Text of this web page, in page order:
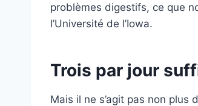
problèmes digestifs, ce que
l’Université de l’Iowa.
Trois par jour
Mais il ne s’agit pas non